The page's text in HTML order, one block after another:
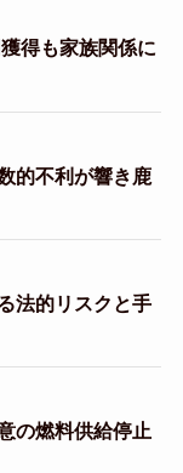
得も家族関係に
的不利が響き鹿
法的リスクと手
の燃料供給停止